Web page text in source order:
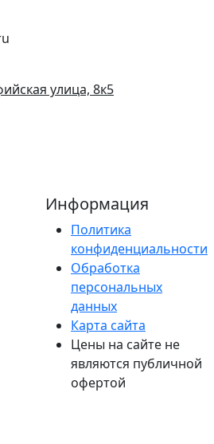
улица, 8к5
Информация
Политика
конфиденциальности
Обработка
персональных
данных
Карта сайта
Цены на сайте не
являются публичной
офертой